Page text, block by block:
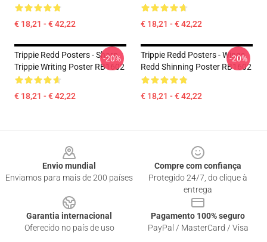
€ 18,21 - € 42,22 € 18,21 - € 42,22
Trippie Redd Posters - Sharp
Trippie Writing Poster RB1602
€ 18,21 - € 42,22
-20%
Trippie Redd Posters - Wings
Redd Shinning Poster RB1602
€ 18,21 - € 42,22
-20%
Envio mundial
Enviamos para mais de 200 países
Compre com confiança
Protegido 24/7, do clique à
entrega
Garantia internacional
Oferecido no país de uso
Pagamento 100% seguro
PayPal / MasterCard / Visa